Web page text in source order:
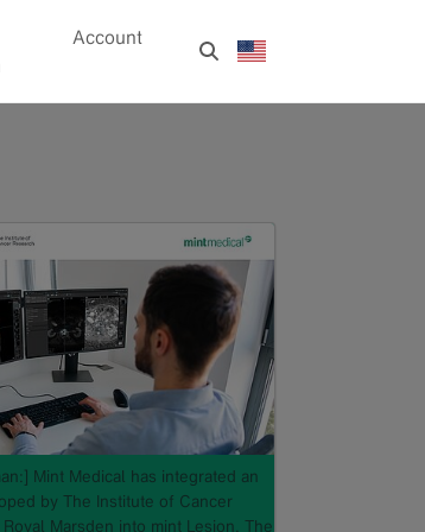
Account
Mint Medical has integrated an
by The Institute of Cancer
Marsden into mint Lesion. The